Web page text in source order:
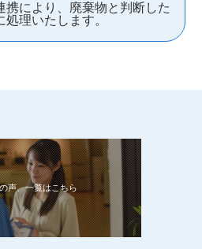
携により、廃棄物と判断した
理いたします。
声、一覧はこちら